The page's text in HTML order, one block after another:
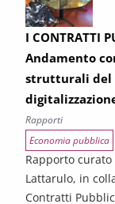
I CONTRATTI
Andamento
strutturali del
Rapporti
Economia pubblica
Rapporto
Lattarulo, in
Contratti